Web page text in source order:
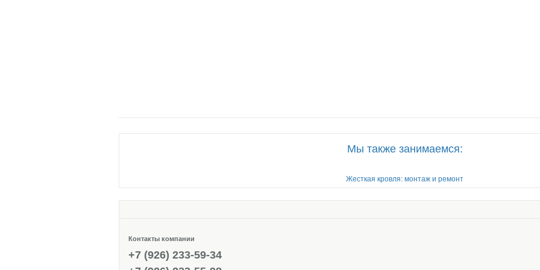
Мы также занимаемся:
Жесткая кровля: монтаж и ремонт
Контакты компании
+7 (926) 233-59-34